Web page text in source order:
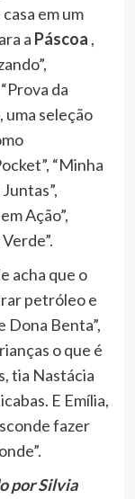
em um
a Páscoa ,
da
uma seleção
“Minha
Ação”,
acha que o
petróleo e
Dona Benta”,
o que é
tia Nastácia
E Emília,
fazer
por Silvia